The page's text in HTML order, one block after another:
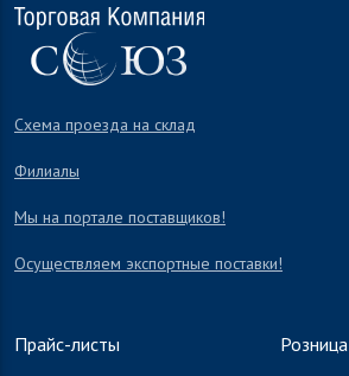
Схема проезда на склад
Филиалы
Мы на портале поставщиков!
Осуществляем экспортные поставки!
Прайс-листы Розница